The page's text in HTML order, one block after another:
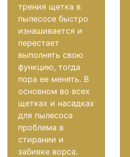
трения щетка в
пылесосе быстро
изнашивается и
перестает
выполнять свою
функцию, тогда
пора ее менять. В
основном во всех
щетках и насадках
для пылесоса
проблема в
стирании и
забивке ворса.